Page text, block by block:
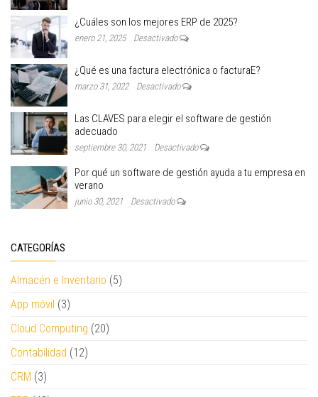
¿Cuáles son los mejores ERP de 2025?
enero 21, 2025 Desactivado
¿Qué es una factura electrónica o facturaE?
marzo 31, 2022 Desactivado
Las CLAVES para elegir el software de gestión
adecuado
septiembre 30, 2021 Desactivado
Por qué un software de gestión ayuda a tu empresa en
verano
junio 30, 2021 Desactivado
CATEGORÍAS
Almacén e Inventario (5)
App móvil (3)
Cloud Computing (20)
Contabilidad (12)
CRM (3)